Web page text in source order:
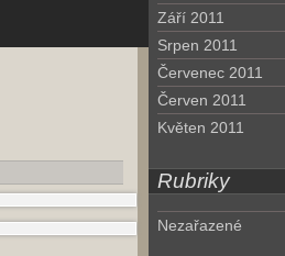
Září 2011
Srpen 2011
Červenec 2011
Červen 2011
Květen 2011
Rubriky
Nezařazené